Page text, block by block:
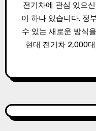
전기차에 관심 있으신 분들이라면 귀가 번쩍 뜨일 소식
이 하나 있습니다. 정
수 있는 새로운 방식
현대 전기차 2,000